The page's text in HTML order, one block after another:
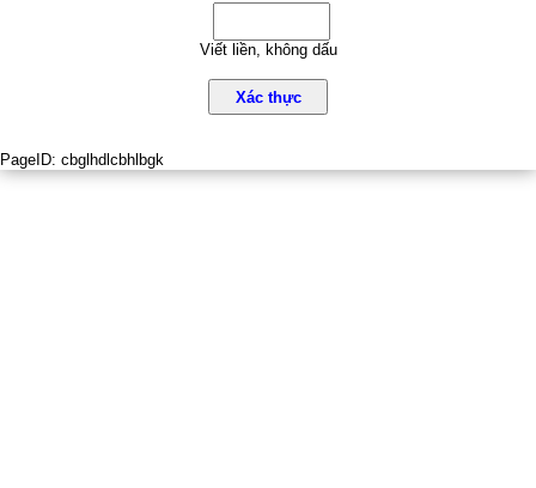
Viết liền, không dấu
Xác thực
PageID: cbglhdlcbhlbgk